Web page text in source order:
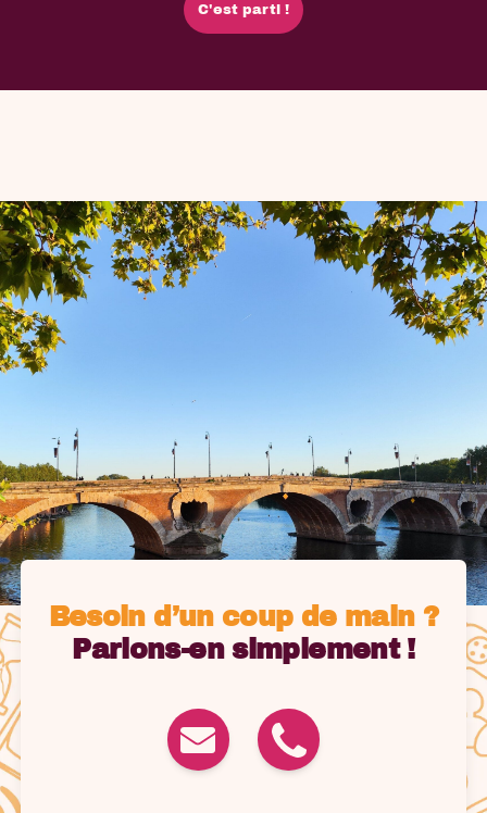
C'est parti !
Besoin d’un coup de main ?
Parlons-en simplement !